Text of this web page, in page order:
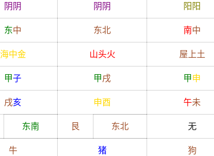
阴 阴 阴 阴 阳 阳
东中 东北 南中
海中金 山头火 屋上土
甲子 甲戌 甲申
戌亥 申酉 午未
东南 艮 东北 无
牛 猪 狗